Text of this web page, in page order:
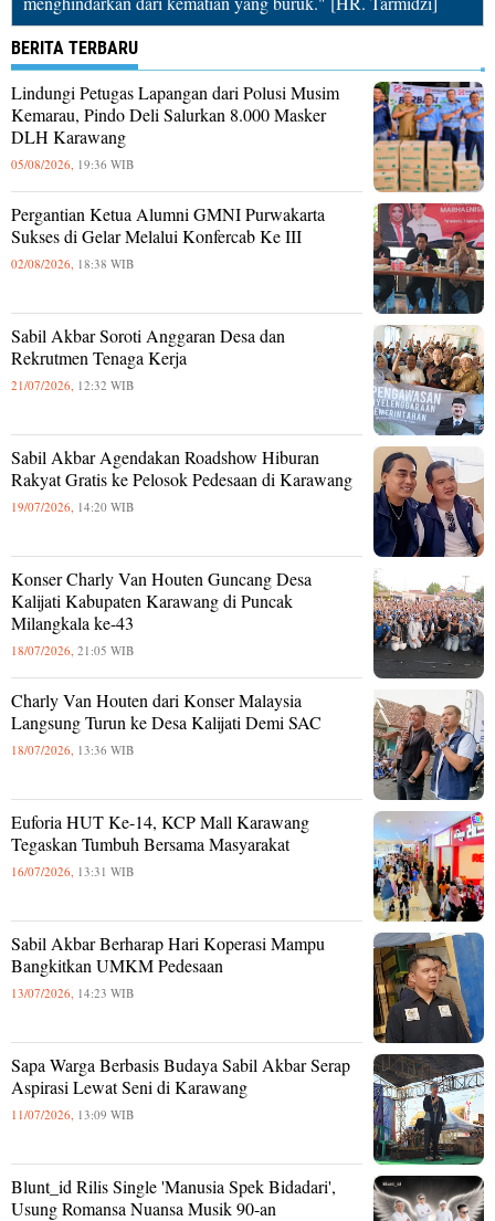
BERITA TERBARU
Lindungi Petugas Lapangan dari Polusi Musim
Kemarau, Pindo Deli Salurkan 8.000 Masker
DLH Karawang
05/08/2026, 19:36 WIB
Pergantian Ketua Alumni GMNI Purwakarta
Sukses di Gelar Melalui Konfercab Ke III
02/08/2026, 18:38 WIB
Sabil Akbar Soroti Anggaran Desa dan
Rekrutmen Tenaga Kerja
21/07/2026, 12:32 WIB
Sabil Akbar Agendakan Roadshow Hiburan
Rakyat Gratis ke Pelosok Pedesaan di Karawang
19/07/2026, 14:20 WIB
Konser Charly Van Houten Guncang Desa
Kalijati Kabupaten Karawang di Puncak
Milangkala ke-43
18/07/2026, 21:05 WIB
Charly Van Houten dari Konser Malaysia
Langsung Turun ke Desa Kalijati Demi SAC
18/07/2026, 13:36 WIB
Euforia HUT Ke-14, KCP Mall Karawang
Tegaskan Tumbuh Bersama Masyarakat
16/07/2026, 13:31 WIB
Sabil Akbar Berharap Hari Koperasi Mampu
Bangkitkan UMKM Pedesaan
13/07/2026, 14:23 WIB
Sapa Warga Berbasis Budaya Sabil Akbar Serap
Aspirasi Lewat Seni di Karawang
11/07/2026, 13:09 WIB
Blunt_id Rilis Single 'Manusia Spek Bidadari',
Usung Romansa Nuansa Musik 90-an